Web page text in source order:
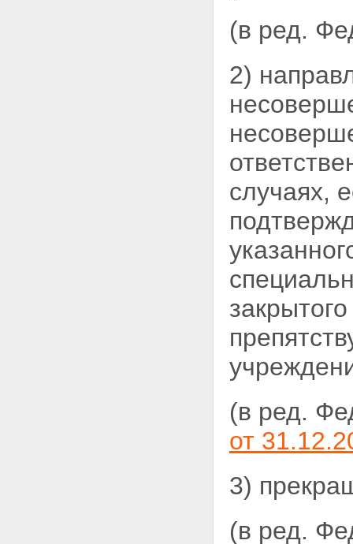
(в ред.
2)
случаях,
(в ред.
от
3)
(в ред.